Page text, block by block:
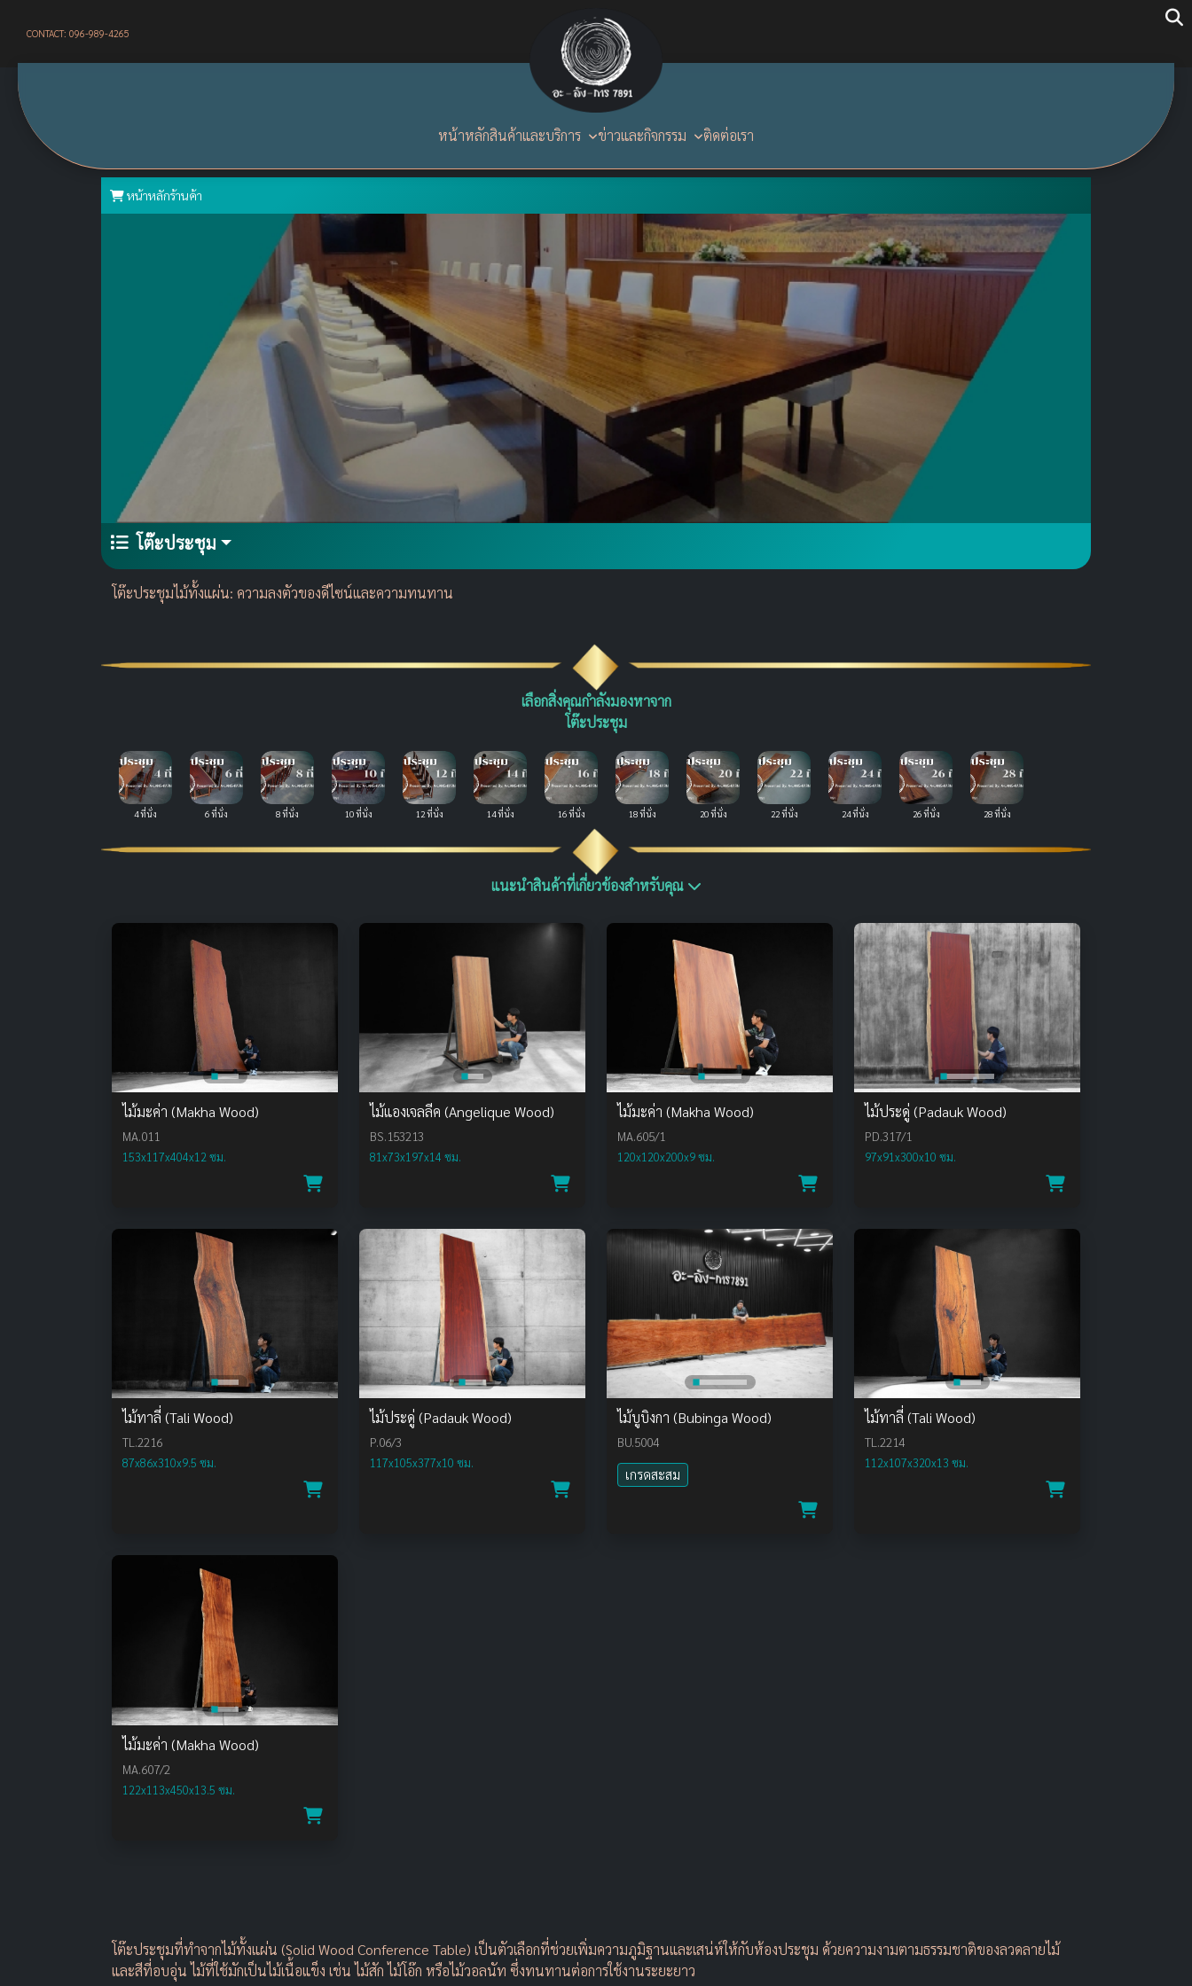
CONTACT: 096-989-4265
หน้าหลักสินค้าและบริการ ข่าวและกิจกรรม ติดต่อเรา
หน้าหลักร้านค้า
โต๊ะประชุม
โต๊ะประชุมไม้ทั้งแผ่น: ความลงตัวของดีไซน์และความทนทาน
เลือกสิ่งคุณกำลังมองหาจาก
โต๊ะประชุม
4 ที่นั่ง 6 ที่นั่ง 8 ที่นั่ง 10 ที่นั่ง 12 ที่นั่ง 14 ที่นั่ง 16 ที่นั่ง 18 ที่นั่ง 20 ที่นั่ง 22 ที่นั่ง 24 ที่นั่ง 26 ที่นั่ง 28 ที่นั่ง
แนะนำสินค้าที่เกี่ยวข้องสำหรับคุณ
ไม้มะค่า (Makha Wood)
MA.011
153x117x404x12 ซม.
ไม้แองเจลลีค (Angelique Wood)
BS.153213
81x73x197x14 ซม.
ไม้มะค่า (Makha Wood)
MA.605/1
120x120x200x9 ซม.
ไม้ประดู่ (Padauk Wood)
PD.317/1
97x91x300x10 ซม.
ไม้ทาลี่ (Tali Wood)
TL.2216
87x86x310x9.5 ซม.
ไม้ประดู่ (Padauk Wood)
P.06/3
117x105x377x10 ซม.
ไม้บูบิงกา (Bubinga Wood)
BU.5004
เกรดสะสม
ไม้ทาลี่ (Tali Wood)
TL.2214
112x107x320x13 ซม.
ไม้มะค่า (Makha Wood)
MA.607/2
122x113x450x13.5 ซม.
โต๊ะประชุมที่ทำจากไม้ทั้งแผ่น (Solid Wood Conference Table) เป็นตัวเลือกที่ช่วยเพิ่มความภูมิฐานและเสน่ห์ให้กับห้องประชุม ด้วยความงามตามธรรมชาติของลวดลายไม้
และสีที่อบอุ่น ไม้ที่ใช้มักเป็นไม้เนื้อแข็ง เช่น ไม้สัก ไม้โอ๊ก หรือไม้วอลนัท ซึ่งทนทานต่อการใช้งานระยะยาว